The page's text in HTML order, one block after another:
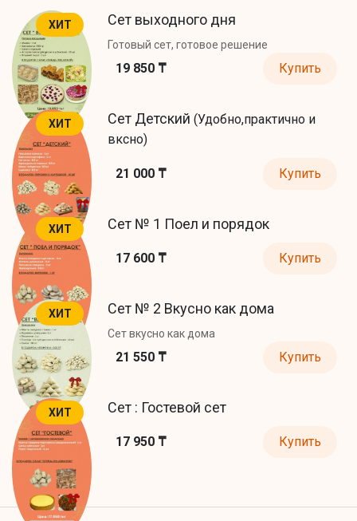
ХИТ Сет выходного дня
Готовый сет, готовое решение
19 850 ₸ Купить
ХИТ Сет Детский (Удобно,практично и
вксно)
21 000 ₸ Купить
ХИТ Сет № 1 Поел и порядок
17 600 ₸ Купить
ХИТ Сет № 2 Вкусно как дома
Сет вкусно как дома
21 550 ₸ Купить
ХИТ Сет : Гостевой сет
17 950 ₸ Купить